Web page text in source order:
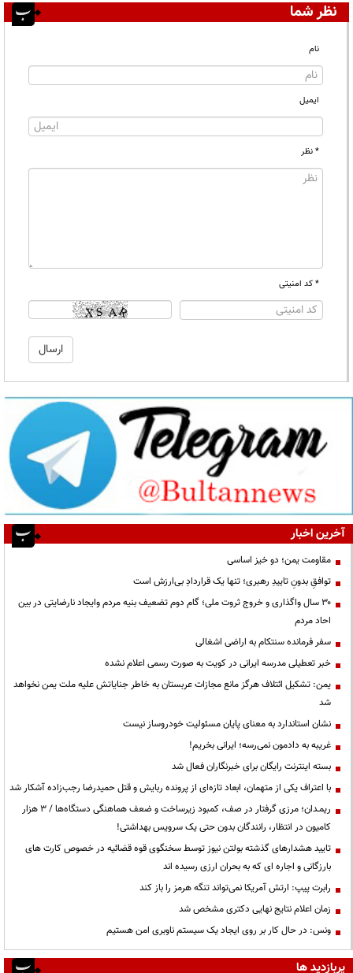
نظر شما
نام
ایمیل
* نظر
* کد امنیتی
آخرین اخبار
مقاومت یمن؛ دو خیز اساسی
توافقِ بدونِ تاییدِ رهبری؛ تنها یک قراردادِ بی‌ارزش است
۳۰ سال واگذاری و خروج ثروت ملی؛ گام دوم تضعیف بنیه مردم وایجاد نارضایتی در بین
احاد مردم
سفر فرمانده سنتکام به اراضی اشغالی
خبر تعطیلی مدرسه ایرانی در کویت به صورت رسمی اعلام نشده
یمن: تشکیل ائتلاف هرگز مانع مجازات عربستان به خاطر جنایاتش علیه ملت یمن نخواهد
شد
نشان استاندارد به معنای پایان مسئولیت خودروساز نیست
غریبه به دادمون نمی‌رسه؛ ایرانی بخریم!
بسته اینترنت رایگان برای خبرنگاران فعال شد
با اعتراف یکی از متهمان، ابعاد تازه‌ای از پرونده ربایش و قتل حمیدرضا رجب‌زاده آشکار شد
ریمـدان؛ مرزی گرفتار در صف، کمبود زیرساخت و ضعف هماهنگی دستگاه‌ها / ۳ هزار
کامیون در انتظار، رانندگان بدون حتی یک سرویس بهداشتی!
تایید هشدارهای گذشته بولتن نیوز توسط سخنگوی قوه قضائیه در خصوص کارت های
بارزگانی و اجاره ای که به بحران ارزی رسیده اند
رابرت پیپ: ارتش آمریکا نمی‌تواند تنگه هرمز را باز کند
زمان اعلام نتایج نهایی دکتری مشخص شد
ونس: در حال کار بر روی ایجاد یک سیستم ناوبری امن هستیم
پربازدید ها